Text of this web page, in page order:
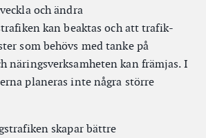
och ändra
kan beaktas och att trafik-
som behövs med tanke på
näringsverksamheten kan främjas. I
planeras inte några större
skapar bättre